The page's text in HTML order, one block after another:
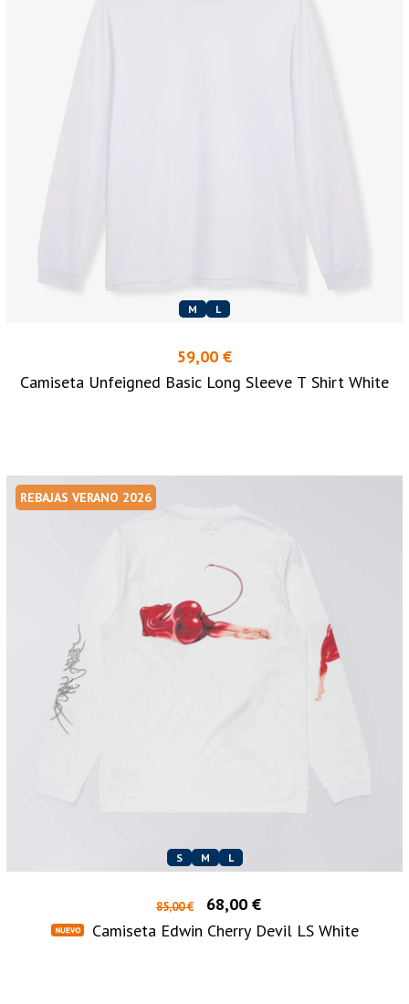
M L
59,00 €
Camiseta Unfeigned Basic Long Sleeve T Shirt White
REBAJAS VERANO 2026
S M L
85,00 €
68,00 €
Camiseta Edwin Cherry Devil LS White